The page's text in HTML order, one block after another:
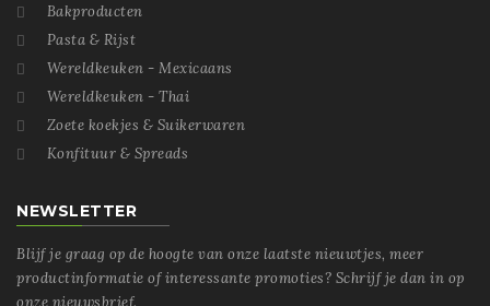
 Bakproducten
 Pasta & Rijst
 Wereldkeuken - Mexicaans
 Wereldkeuken - Thai
 Zoete koekjes & Suikerwaren
 Konfituur & Spreads
NEWSLETTER
Blijf je graag op de hoogte van onze laatste nieuwtjes, meer
productinformatie of interessante promoties? Schrijf je dan in op
onze nieuwsbrief.